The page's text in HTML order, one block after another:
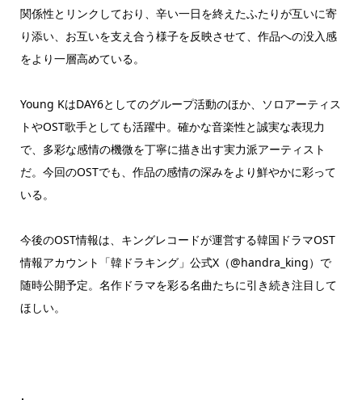
関係性とリンクしており、辛い一日を終えたふたりが互いに寄
り添い、お互いを支え合う様子を反映させて、作品への没入感
をより一層高めている。
Young KはDAY6としてのグループ活動のほか、ソロアーティス
トやOST歌手としても活躍中。確かな音楽性と誠実な表現力
で、多彩な感情の機微を丁寧に描き出す実力派アーティスト
だ。今回のOSTでも、作品の感情の深みをより鮮やかに彩って
いる。
今後のOST情報は、キングレコードが運営する韓国ドラマOST
情報アカウント「韓ドラキング」公式X（@handra_king）で
随時公開予定。名作ドラマを彩る名曲たちに引き続き注目して
ほしい。